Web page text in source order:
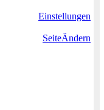
Einstellungen
SeiteÄndern